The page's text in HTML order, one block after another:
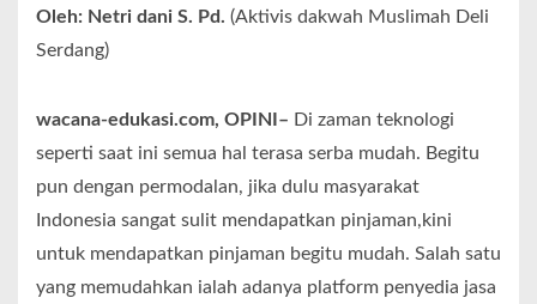
Oleh: Netri dani S. Pd. (Aktivis dakwah Muslimah Deli
Serdang)
wacana-edukasi.com, OPINI– Di zaman teknologi
seperti saat ini semua hal terasa serba mudah. Begitu
pun dengan permodalan, jika dulu masyarakat
Indonesia sangat sulit mendapatkan pinjaman,kini
untuk mendapatkan pinjaman begitu mudah. Salah satu
yang memudahkan ialah adanya platform penyedia jasa